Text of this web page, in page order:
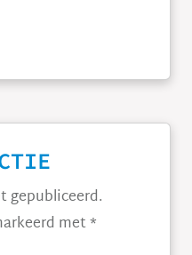
gepubliceerd.
met*